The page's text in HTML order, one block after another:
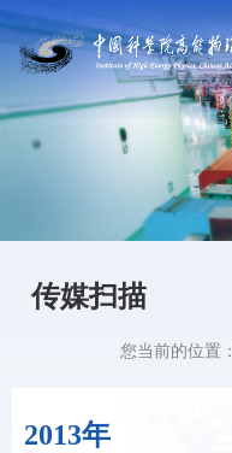
传媒扫描
2013年
您当前的位置：